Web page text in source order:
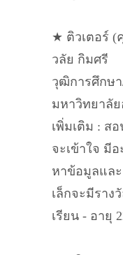
★ ติวเตอร์ (
วลัย กิมศรี
วุฒิการศึกษ
มหาวิทยาลั
เพิ่มเติม : ส
จะเข้าใจ มี
หาข้อมูลแล
เล็กจะมีราง
เรียน - อายุ